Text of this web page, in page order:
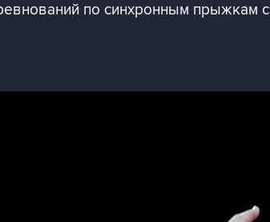
по синхронным прыжкам с